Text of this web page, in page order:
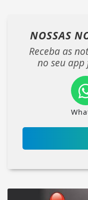
NOSSAS
Receba as
no seu app